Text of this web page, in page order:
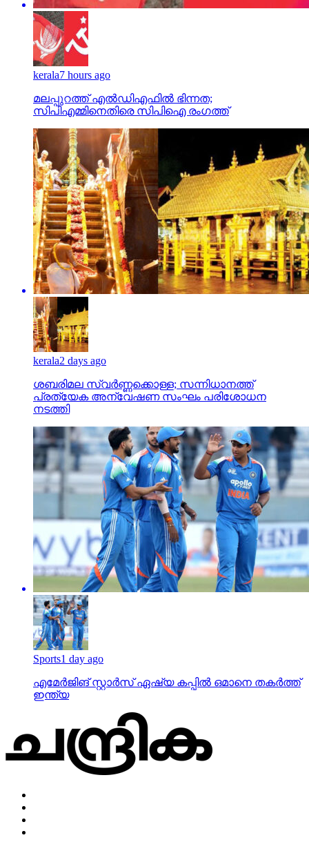
kerala7 hours ago
മലപ്പുറത്ത് എല്‍ഡിഎഫില്‍ ഭിന്നത;
സിപിഎമ്മിനെതിരെ സിപിഐ രംഗത്ത്
kerala2 days ago
ശബരിമല സ്വര്‍ണ്ണക്കൊള്ള; സന്നിധാനത്ത്
പ്രത്യേക അന്വേഷണ സംഘം പരിശോധന
നടത്തി
Sports1 day ago
എമേര്‍ജിങ് സ്റ്റാര്‍സ് ഏഷ്യ കപ്പില്‍ ഒമാനെ തകര്‍ത്ത്
ഇന്ത്യ